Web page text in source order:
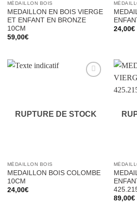
MÉDAILLON BOIS
MEDAILLON EN BOIS VIERGE
ET ENFANT EN BRONZE
10CM
59,00€
24,00€
RUPTURE DE STOCK
MÉDAILLON BOIS
MEDAILLON BOIS COLOMBE
10CM
24,00€
89,00€